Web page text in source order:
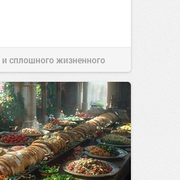
сплошного жизненного
авг 2026